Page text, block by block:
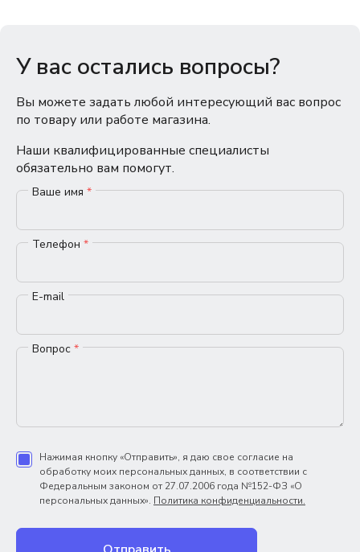
У вас остались вопросы?
Вы можете задать любой интересующий вас вопрос
по товару или работе магазина.
Наши квалифицированные специалисты
обязательно вам помогут.
Ваше имя *
Телефон *
E-mail
Вопрос *
Нажимая кнопку «Отправить», я даю свое согласие на
обработку моих персональных данных, в соответствии с
Федеральным законом от 27.07.2006 года №152-ФЗ «О
персональных данных». Политика конфиденциальности.